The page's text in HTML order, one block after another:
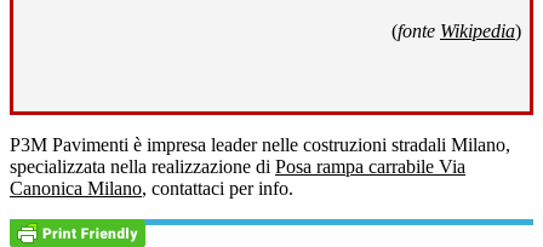
(fonte Wikipedia)
P3M Pavimenti è impresa leader nelle costruzioni stradali Milano,
specializzata nella realizzazione di Posa rampa carrabile Via
Canonica Milano, contattaci per info.